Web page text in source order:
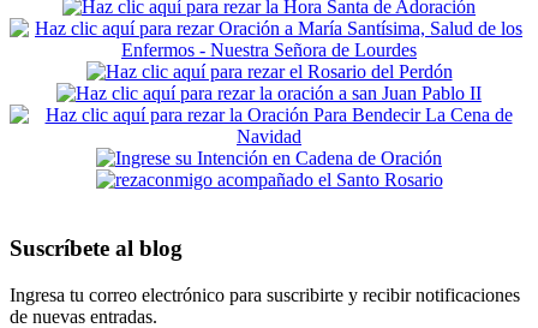
Suscríbete al blog
Ingresa tu correo electrónico para suscribirte y recibir notificaciones
de nuevas entradas.